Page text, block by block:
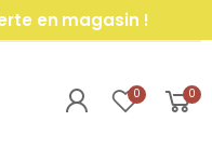
en magasin !
0 0